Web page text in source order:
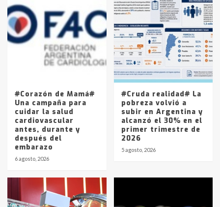
4
Accidente en Ruta 5: falleció un
joven de Trenque Lauquen
Los precios de los combustibles en
La Pampa, desde YPF hasta Axion
entre 857 a 1338 pesos
#Corazón de Mamá#
Una campaña para
cuidar la salud
cardiovascular
antes, durante y
después del
embarazo
6 agosto, 2026
#Cruda realidad# La
pobreza volvió a
subir en Argentina y
alcanzó el 30% en el
primer trimestre de
2026
5 agosto, 2026